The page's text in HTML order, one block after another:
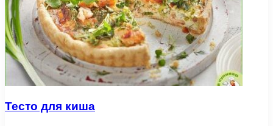
Тесто для киша